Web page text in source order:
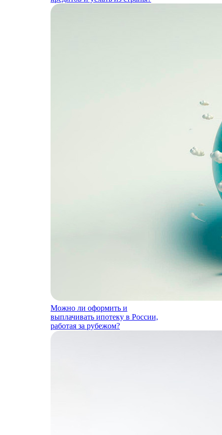
Можно ли оформить и
выплачивать ипотеку в России,
работая за рубежом?